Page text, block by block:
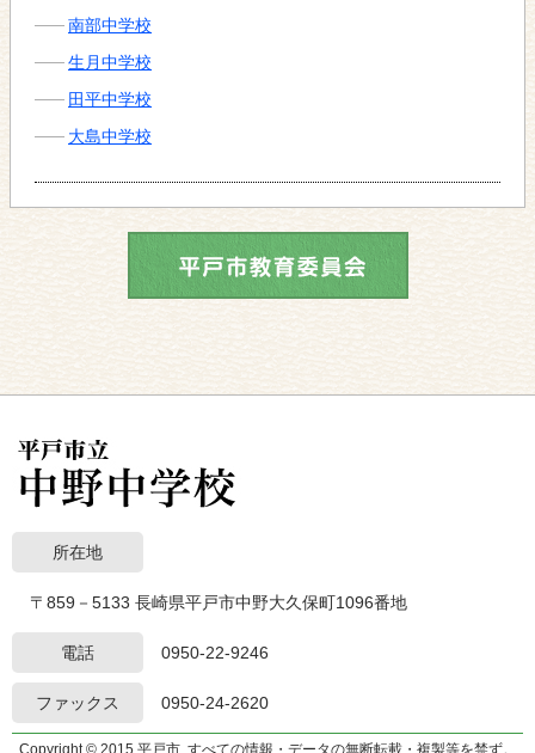
南部中学校
生月中学校
田平中学校
大島中学校
所在地
〒859－5133 長崎県平戸市中野大久保町1096番地
電話 0950-22-9246
ファックス 0950-24-2620